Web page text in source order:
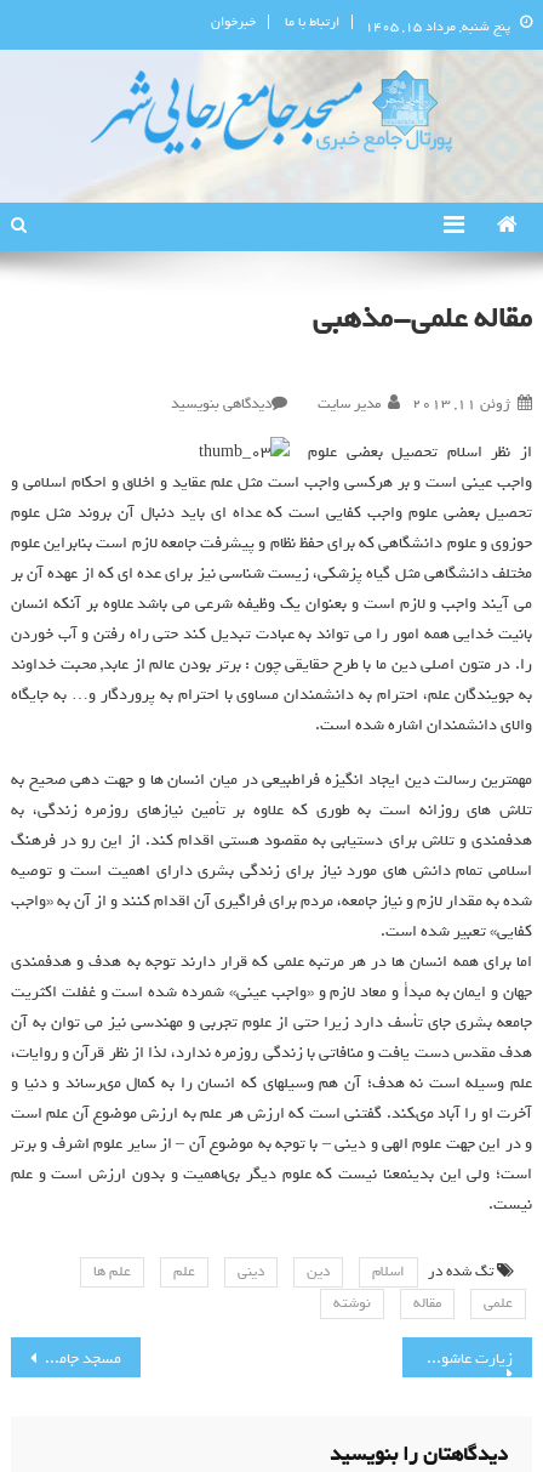
پنج شنبه, مرداد ۱۵, ۱۴۰۵ ارتباط با ما خبرخوان
پورتال اطلاع‌رسانی مسجد جامع
مقاله علمی-مذهبی
ژوئن 11, 2013 مدیر سایت دیدگاهی بنویسیددر
مذهبی
از نظر اسلام تحصيل بعضي علوم
واجب عيني است و بر هركسي واجب است مثل علم عقايد و اخلاق و احكام اسلامي و
تحصيل بعضي علوم واجب كفايي است كه عداه اي بايد دنبال آن بروند مثل علوم
حوزوي و علوم دانشگاهي كه براي حفظ نظام و پيشرفت جامعه لازم است بنابراين علوم
مختلف دانشگاهي مثل گياه پزشكي، زيست شناسي نيز براي عده اي كه از عهده آن بر
مي آيند واجب و لازم است و بعنوان يك وظيفه شرعي مي باشد علاوه بر آنكه انسان
بانيت خدايي همه امور را مي تواند به عبادت تبديل كند حتي راه رفتن و آب خوردن
را. در متون اصلي دين ما با طرح حقايقي چون : برتر بودن عالم از عابد, محبت خداوند
به جويندگان علم، احترام به دانشمندان مساوي با احترام به پروردگار و… به جايگاه
والاي دانشمندان اشاره شده است.
مهمترين رسالت دين ايجاد انگيزه فراطبيعي در ميان انسان ها و جهت دهي صحيح به
تلاش هاي روزانه است به طوري كه علاوه بر تأمين نيازهاي روزمره زندگي، به
هدفمندي و تلاش براي دستيابي به مقصود هستي اقدام كند. از اين رو در فرهنگ
اسلامي تمام دانش هاي مورد نياز براي زندگي بشري داراي اهميت است و توصيه
شده به مقدار لازم و نياز جامعه، مردم براي فراگيري آن اقدام كنند و از آن به «واجب
كفايي» تعبير شده است.
اما براي همه انسان ها در هر مرتبه علمي كه قرار دارند توجه به هدف و هدفمندي
جهان و ايمان به مبدأ و معاد لازم و «واجب عيني» شمرده شده است و غفلت اكثريت
جامعه بشري جاي تأسف دارد زيرا حتي از علوم تجربي و مهندسي نيز مي توان به آن
هدف مقدس دست يافت و منافاتي با زندگي روزمره ندارد، لذا از نظر قرآن و روايات،
علم وسيله است نه هدف؛ آن هم وسيله‏اى كه انسان را به كمال مى‏رساند و دنيا و
آخرت او را آباد مى‏كند. گفتنى است كه ارزش هر علم به ارزش موضوع آن علم است
و در اين جهت علوم الهى و دينى – با توجه به موضوع آن – از ساير علوم اشرف و برتر
است؛ ولى اين بدين‏معنا نيست كه علوم ديگر بى‏اهميت و بدون ارزش است و علم
نيست.
تگ شده در اسلام دین دینی علم
علم ها
علمی
مقاله نوشته
راهبری
مسجد جامع رجایی شهر(گوهردشت) زیارت عاشورا با صدای آهنگران
دیدگاهتان را بنویسید